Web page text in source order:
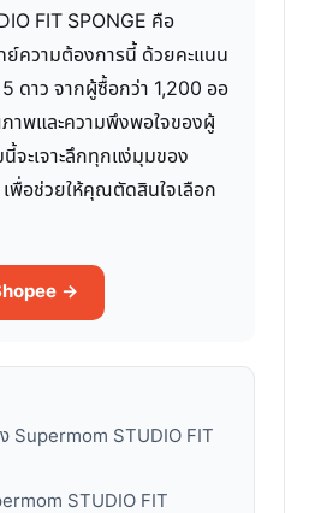
FIT SPONGE คือ
ความต้องการนี้ ด้วยคะแนน
ดาว จากผู้ซื้อกว่า 1,200 ออ
าพและความพึงพอใจของผู้
จะเจาะลึกทุกแง่มุมของ
พื่อช่วยให้คุณตัดสินใจเลือก
→
Supermom STUDIO FIT
STUDIO FIT